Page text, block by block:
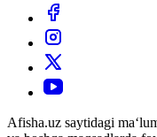
Afisha.uz saytidagi